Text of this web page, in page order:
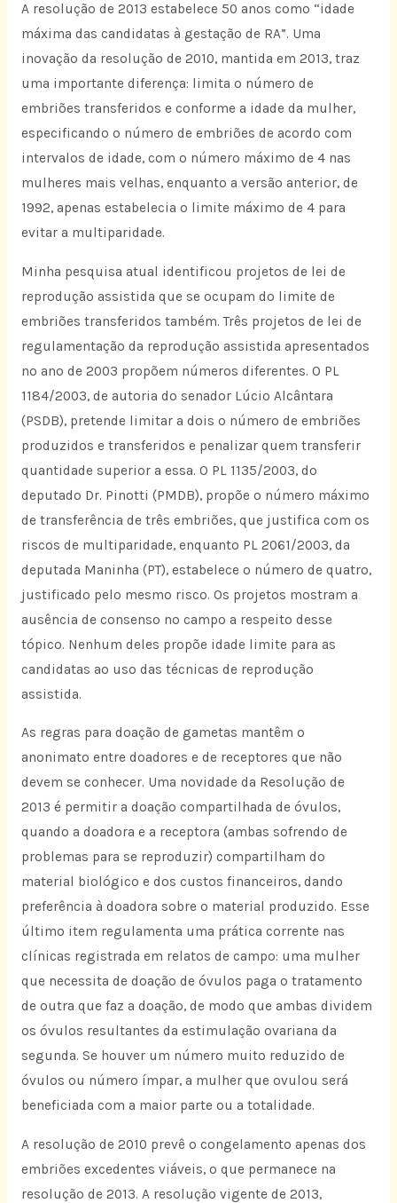
A resolução de 2013 estabelece 50 anos como “idade
máxima das candidatas à gestação de RA”. Uma
inovação da resolução de 2010, mantida em 2013, traz
uma importante diferença: limita o número de
embriões transferidos e conforme a idade da mulher,
especificando o número de embriões de acordo com
intervalos de idade, com o número máximo de 4 nas
mulheres mais velhas, enquanto a versão anterior, de
1992, apenas estabelecia o limite máximo de 4 para
evitar a multiparidade.
Minha pesquisa atual identificou projetos de lei de
reprodução assistida que se ocupam do limite de
embriões transferidos também. Três projetos de lei de
regulamentação da reprodução assistida apresentados
no ano de 2003 propõem números diferentes. O PL
1184/2003, de autoria do senador Lúcio Alcântara
(PSDB), pretende limitar a dois o número de embriões
produzidos e transferidos e penalizar quem transferir
quantidade superior a essa. O PL 1135/2003, do
deputado Dr. Pinotti (PMDB), propõe o número máximo
de transferência de três embriões, que justifica com os
riscos de multiparidade, enquanto PL 2061/2003, da
deputada Maninha (PT), estabelece o número de quatro,
justificado pelo mesmo risco. Os projetos mostram a
ausência de consenso no campo a respeito desse
tópico. Nenhum deles propõe idade limite para as
candidatas ao uso das técnicas de reprodução
assistida.
As regras para doação de gametas mantêm o
anonimato entre doadores e de receptores que não
devem se conhecer. Uma novidade da Resolução de
2013 é permitir a doação compartilhada de óvulos,
quando a doadora e a receptora (ambas sofrendo de
problemas para se reproduzir) compartilham do
material biológico e dos custos financeiros, dando
preferência à doadora sobre o material produzido. Esse
último item regulamenta uma prática corrente nas
clínicas registrada em relatos de campo: uma mulher
que necessita de doação de óvulos paga o tratamento
de outra que faz a doação, de modo que ambas dividem
os óvulos resultantes da estimulação ovariana da
segunda. Se houver um número muito reduzido de
óvulos ou número ímpar, a mulher que ovulou será
beneficiada com a maior parte ou a totalidade.
A resolução de 2010 prevê o congelamento apenas dos
embriões excedentes viáveis, o que permanece na
resolução de 2013. A resolução vigente de 2013,